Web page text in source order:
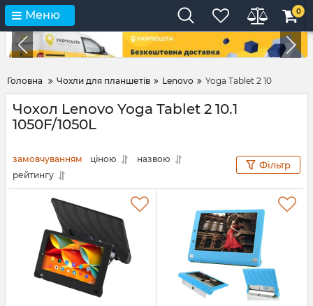
Меню 0
Головна Чохли для планшетів Lenovo Yoga Tablet 2 10
Чохол Lenovo Yoga Tablet 2 10.1
1050F/1050L
замовчуванням ціною
назвою
рейтингу
Фільтр